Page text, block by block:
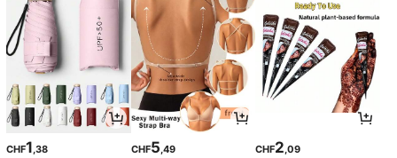
CHF1,38 CHF5,49 CHF2,09